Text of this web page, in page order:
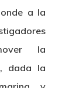
a la
la
dada la